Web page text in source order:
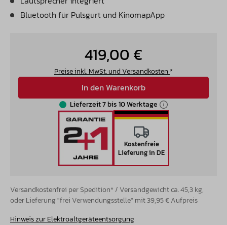
Bluetooth für Pulsgurt und KinomapApp
Kostenfreie
Lieferung in DE
419,00 €
Preise inkl. MwSt. und Versandkosten*
In den Warenkorb
Lieferzeit 7 bis 10 Werktage
Versandkostenfrei per Spedition* / Versandgewicht ca. 45,3 kg,
oder Lieferung "frei Verwendungsstelle" mit 39,95 € Aufpreis
Hinweis zur Elektroaltgeräteentsorgung